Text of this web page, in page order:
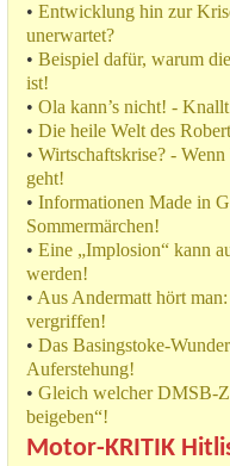
• Entwicklung hin zur
unerwartet?
• Beispiel dafür, warum
ist!
• Ola kann’s nicht! -
• Die heile Welt des
• Wirtschaftskrise? -
geht!
• Informationen Made in
Sommermärchen!
• Eine „Implosion“ kann
werden!
• Aus Andermatt hört
vergriffen!
• Das Basingstoke-
Auferstehung!
• Gleich welcher DMSB-
beigeben“!
Motor-KRITIK